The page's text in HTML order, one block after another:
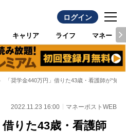
ログイン
キャリア ライフ マネー
「奨学金440万円」借りた43歳・看護師が“知
2022.11.23 16:00 マネーポストWEB
借りた43歳・看護師